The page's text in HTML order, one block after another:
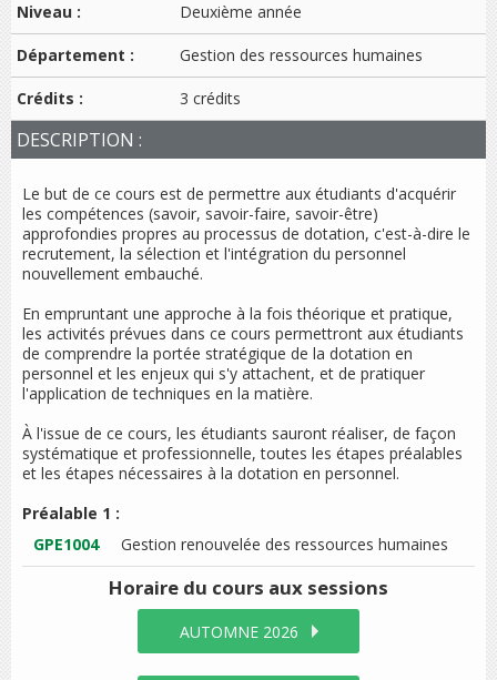
Niveau :
Deuxième année
Département : Gestion des ressources humaines
Crédits : 3 crédits
DESCRIPTION :
Le but de ce cours est de permettre aux étudiants d'acquérir
les compétences (savoir, savoir-faire, savoir-être)
approfondies propres au processus de dotation, c'est-à-dire le
recrutement, la sélection et l'intégration du personnel
nouvellement embauché.
En empruntant une approche à la fois théorique et pratique,
les activités prévues dans ce cours permettront aux étudiants
de comprendre la portée stratégique de la dotation en
personnel et les enjeux qui s'y attachent, et de pratiquer
l'application de techniques en la matière.
À l'issue de ce cours, les étudiants sauront réaliser, de façon
systématique et professionnelle, toutes les étapes préalables
et les étapes nécessaires à la dotation en personnel.
Préalable 1 :
GPE1004
Gestion renouvelée des ressources humaines
Horaire du cours aux sessions
AUTOMNE 2026